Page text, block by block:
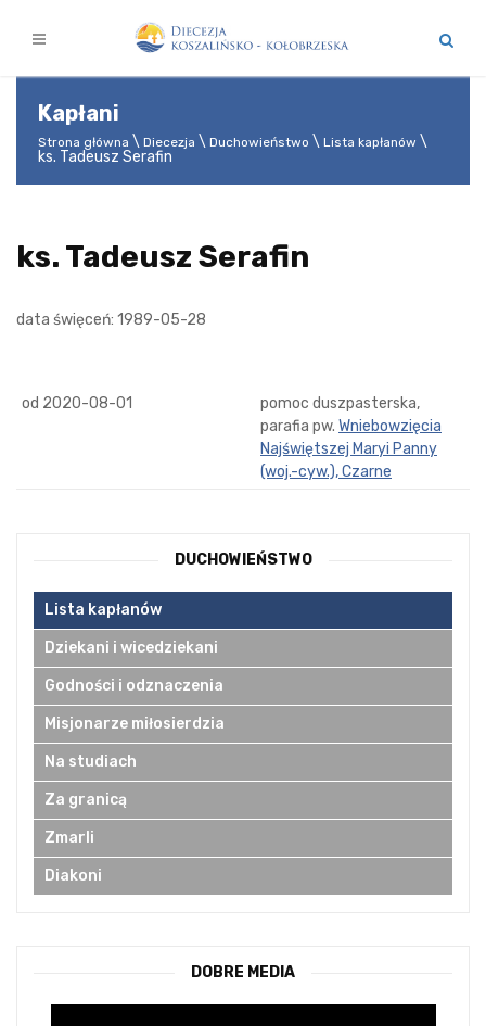
Kapłani
Strona główna Diecezja Duchowieństwo Lista kapłanów
ks. Tadeusz Serafin
ks. Tadeusz Serafin
data święceń: 1989-05-28
od 2020-08-01
pomoc duszpasterska,
parafia pw. Wniebowzięcia
Najświętszej Maryi Panny
(woj.-cyw.), Czarne
DUCHOWIEŃSTWO
Lista kapłanów
Dziekani i wicedziekani
Godności i odznaczenia
Misjonarze miłosierdzia
Na studiach
Za granicą
Zmarli
Diakoni
DOBRE MEDIA